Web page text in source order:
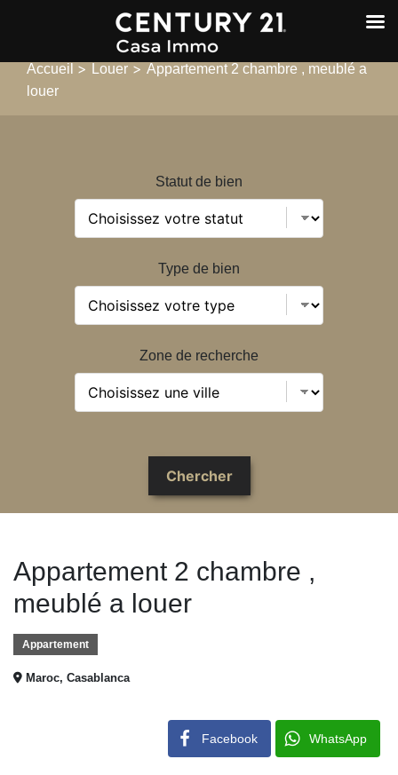
Accueil > Louer > Appartement 2 chambre , meublé a
louer
Statut de bien
Type de bien
Zone de recherche
Appartement 2 chambre ,
meublé a louer
Appartement
Maroc, Casablanca
Facebook WhatsApp